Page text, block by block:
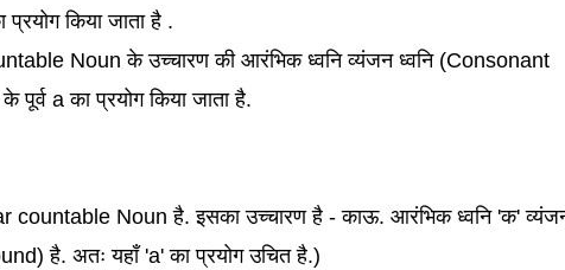
किया जाता है .
Noun के उच्चारण की आरंभिक ध्वनि व्यंजन ध्वनि (Consonant
a का प्रयोग किया जाता है.
countable Noun है. इसका उच्चारण है - काऊ. आरंभिक ध्वनि 'क'
है. अतः यहाँ 'a' का प्रयोग उचित है.)